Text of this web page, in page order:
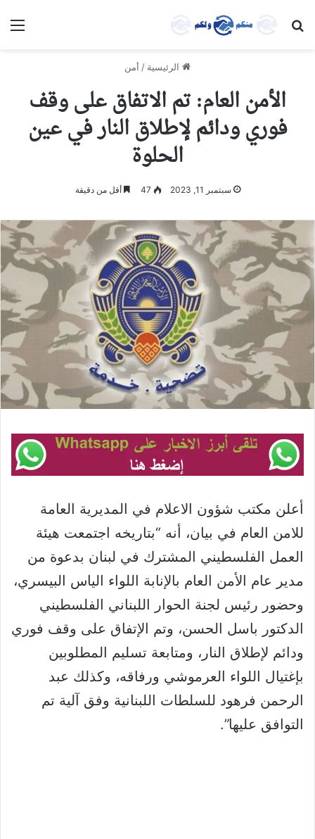
بحث عن
الرئيسية / أمن
الأمن العام: تم الاتفاق على وقف
فوري ودائم لإطلاق النار في عين
الحلوة
سبتمبر 11, 2023 47 أقل من دقيقة
أعلن مكتب شؤون الاعلام في المديرية العامة
للامن العام في بيان، أنه “بتاريخه اجتمعت هيئة
العمل الفلسطيني المشترك في لبنان بدعوة من
مدير عام الأمن العام بالإنابة اللواء الياس البيسري،
وحضور رئيس لجنة الحوار اللبناني الفلسطيني
الدكتور باسل الحسن، وتم الإتفاق على وقف فوري
ودائم لإطلاق النار، ومتابعة تسليم المطلوبين
بإغتيال اللواء العرموشي ورفاقه، وكذلك عبد
الرحمن فرهود للسلطات اللبنانية وفق آلية تم
التوافق عليها”.